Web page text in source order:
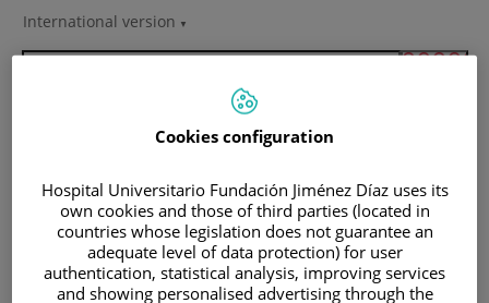
SelectorInternational version
Cookies configuration
Hospital Universitario Fundación Jiménez Díaz uses its
own cookies and those of third parties (located in
countries whose legislation does not guarantee an
adequate level of data protection) for user
authentication, statistical analysis, improving services
and showing personalised advertising through the